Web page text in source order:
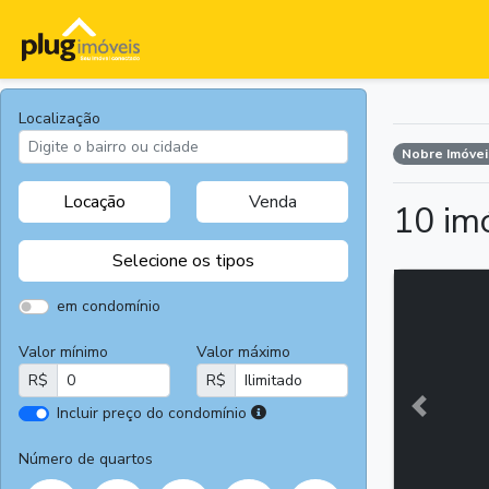
Localização
Locação Venda
Selecione os tipos
Apartamentos
Terrenos
Casas
Casas
Comerciais
Comerciais
em condomínio
Valor mínimo
R$
Valor máximo
R$
Incluir preço do condomínio
I
m
Número de quartos
Nobre
10
Anterior